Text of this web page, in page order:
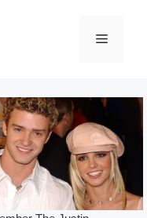
Menu